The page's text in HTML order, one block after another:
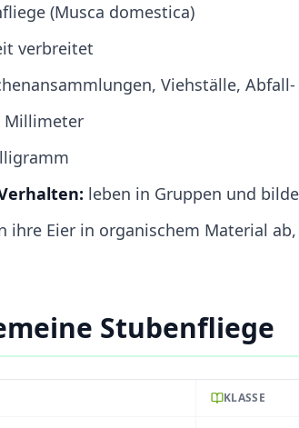
(Musca domestica)
verbreitet
Viehställe,
Millimeter
leben in Gruppen und
ihre Eier in organischem Material
Stubenfliege
KLASSE